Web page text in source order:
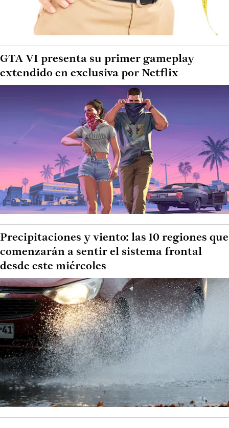
GTA VI presenta su primer gameplay
extendido en exclusiva por Netflix
Precipitaciones y viento: las 10 regiones que
comenzarán a sentir el sistema frontal
desde este miércoles